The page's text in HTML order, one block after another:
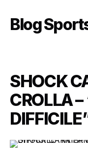
content
Blog
SHOCK
CROLLA